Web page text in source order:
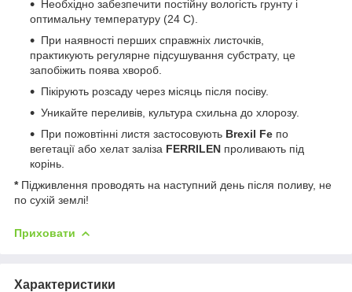
Необхідно забезпечити постійну вологість грунту і
оптимальну температуру (24 C).
При наявності перших справжніх листочків,
практикують регулярне підсушування субстрату, це
запобіжить поява хвороб.
Пікірують розсаду через місяць після посіву.
Уникайте переливів, культура схильна до хлорозу.
При пожовтінні листя застосовують Brexil Fe по
вегетації або хелат заліза FERRILEN проливають під
корінь.
* Підживлення проводять на наступний день після поливу, не
по сухій землі!
Приховати
Характеристики